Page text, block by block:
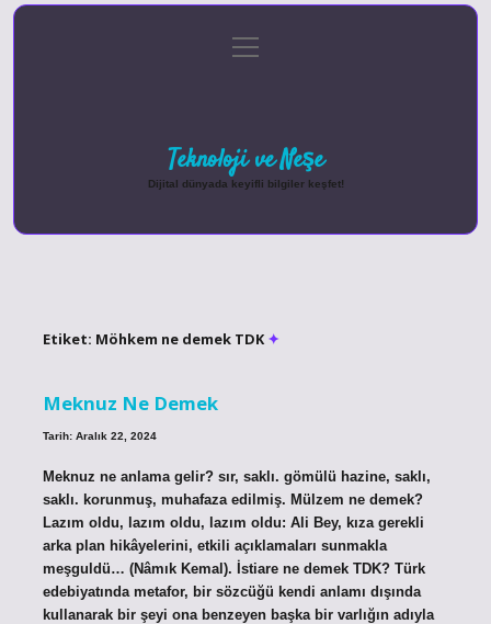
Gizlilik Politikası
menüyü
aç
Teknoloji ve Neşe
Dijital dünyada keyifli bilgiler keşfet!
Etiket: Möhkem ne demek TDK
Meknuz Ne Demek
Tarih: Aralık 22, 2024
Meknuz ne anlama gelir? sır, saklı. gömülü hazine, saklı,
saklı. korunmuş, muhafaza edilmiş. Mülzem ne demek?
Lazım oldu, lazım oldu, lazım oldu: Ali Bey, kıza gerekli
arka plan hikâyelerini, etkili açıklamaları sunmakla
meşguldü… (Nâmık Kemal). İstiare ne demek TDK? Türk
edebiyatında metafor, bir sözcüğü kendi anlamı dışında
kullanarak bir şeyi ona benzeyen başka bir varlığın adıyla